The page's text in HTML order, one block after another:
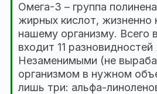
Омега-3 – группа
жирных кислот, жизненно
нашему организму. Всего
входит 11
Незаменимыми (не
организмом в нужном
лишь три: альфа-